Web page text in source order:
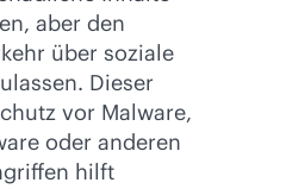
aber den
über soziale
Dieser
vor Malware,
oder anderen
hilft